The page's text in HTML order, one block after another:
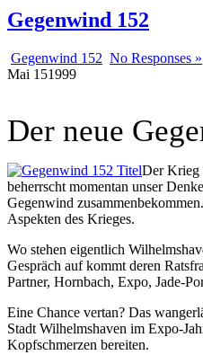
Gegenwind 152
Gegenwind 152 No Responses »
Mai 151999
Der neue
Der Krieg
beherrscht momentan unser
Gegenwind
Aspekten des Krieges.
Wo stehen eigentlich
Gespräch auf kommt deren
Partner, Hornbach, Expo, Jade-
Eine Chance vertan? Das
Stadt Wilhelmshaven im Expo-
Kopfschmerzen bereiten.